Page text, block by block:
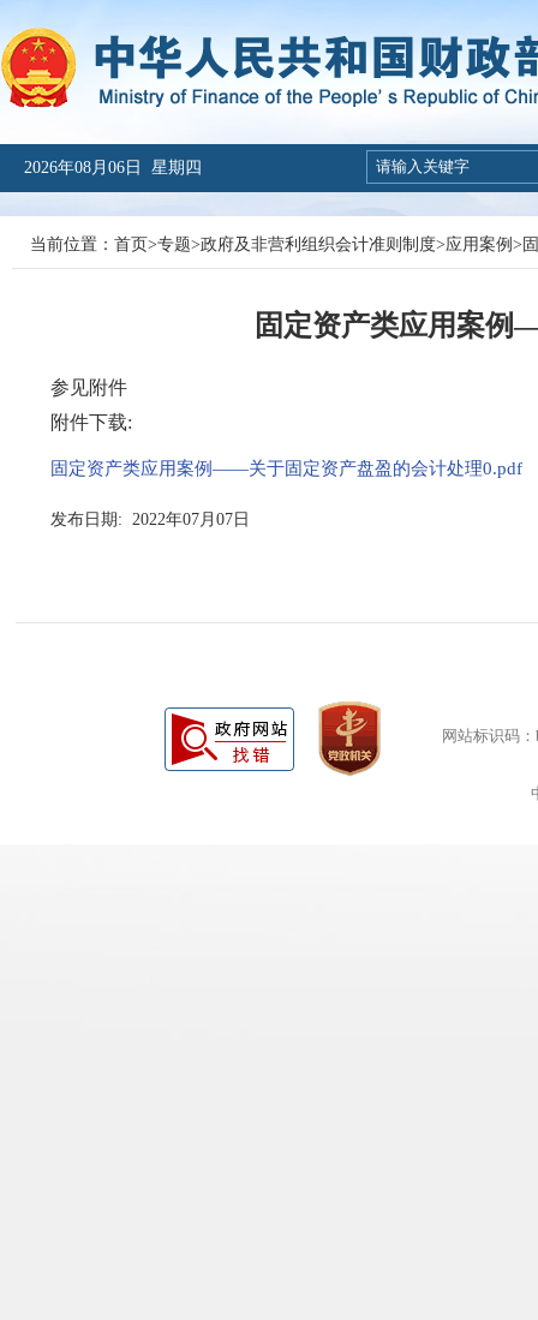
2026年08月06日 星期四
当前位置： 首页>专题>政府及非营利组织会计准则制度>应用案例 >
固定资产类应用案
参见附件
附件下载:
固定资产类应用案例——关于固定资产盘盈的会计处理0.pdf
发布日期: 2022年07月07日
网站标识码